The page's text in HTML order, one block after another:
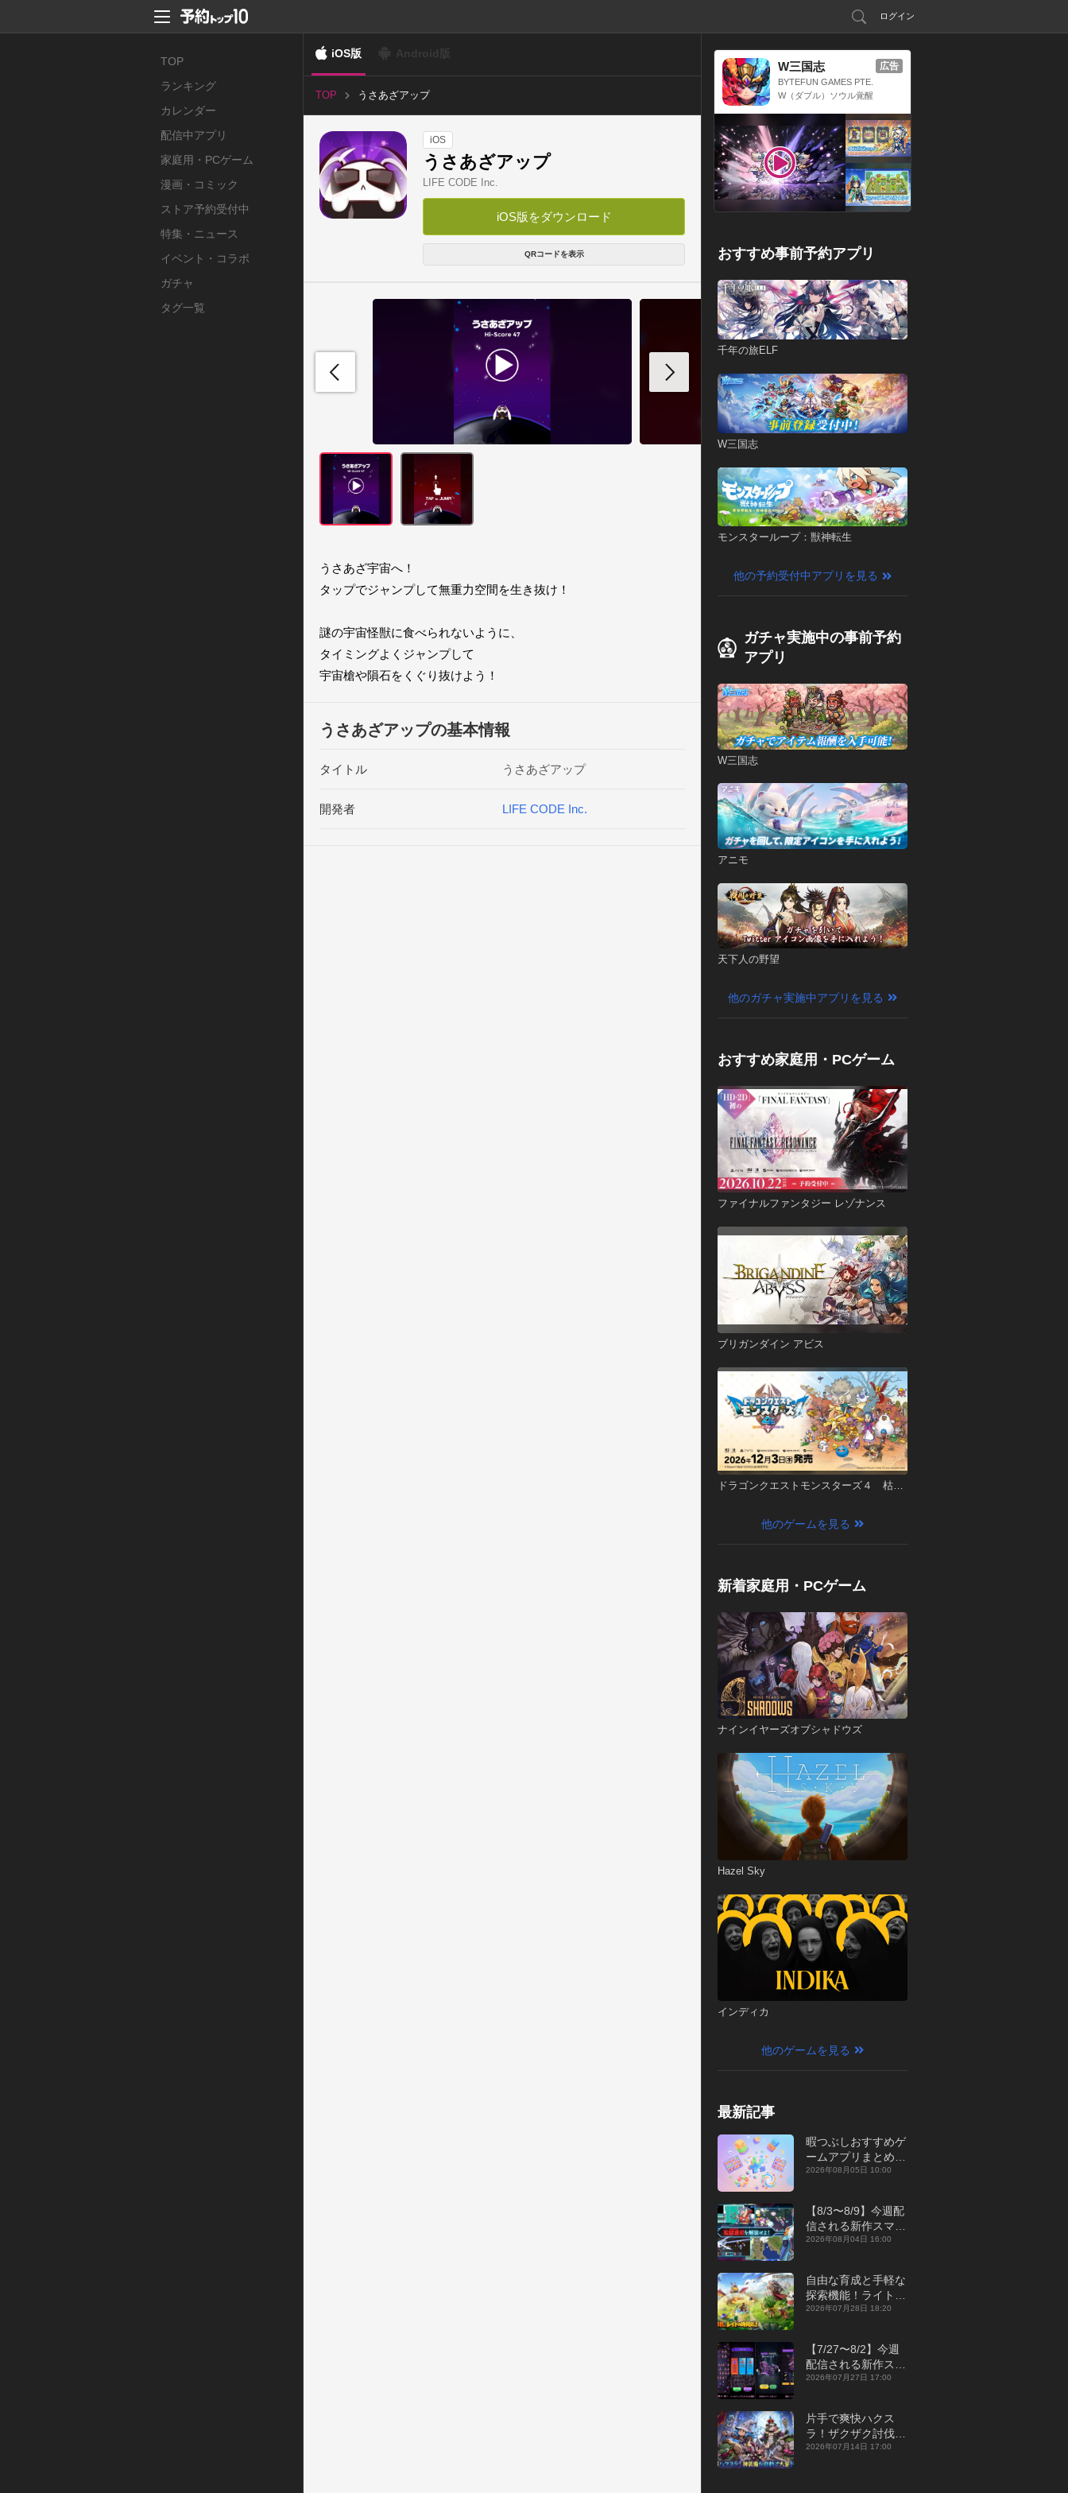
ログイン
TOP
ランキング
カレンダー
配信中アプリ
家庭用・PCゲーム
漫画・コミック
ストア予約受付中
特集・ニュース
イベント・コラボ
ガチャ
タグ一覧
iOS版
TOP うさあざアップ
iOS
うさあざアップ
LIFE CODE Inc.
iOS版をダウンロード
QRコードを表示
うさあざ宇宙へ！
タップでジャンプして無重力空間を生き抜け！
謎の宇宙怪獣に食べられないように、
タイミングよくジャンプして
宇宙槍や隕石をくぐり抜けよう！
うさあざアップの基本情報
タイトル うさあざアップ
開発者 LIFE CODE Inc.
W三国志
BYTEFUN GAMES PTE.
LTD.
W（ダブル）ソウル覚醒
広告
おすすめ事前予約アプリ
千年の旅ELF
W三国志
モンスターループ：獣神転生
他の予約受付中アプリを見る
ガチャ実施中の事前予約
アプリ
W三国志
アニモ
天下人の野望
他のガチャ実施中アプリを見る
おすすめ家庭用・PCゲーム
ファイナルファンタジー レゾナンス
ブリガンダイン アビス
ドラゴンクエストモンスターズ４ 枯れ
他のゲームを見る
新着家庭用・PCゲーム
ナインイヤーズオブシャドウズ
Hazel Sky
インディカ
他のゲームを見る
最新記事
暇つぶしおすすめゲ
ームアプリまとめ｜
オフライン対応あり
2026年08月05日 10:00
【8/3〜8/9】今週配
信される新作スマホ
ゲームをまとめてお
2026年08月04日 16:00
自由な育成と手軽な
探索機能！ライトカ
ジュアルMMORPG
P】
2026年07月28日 18:20
【7/27〜8/2】今週
配信される新作スマ
ホゲームをまとめて
2026年07月27日 17:00
片手で爽快ハクス
ラ！ザクザク討伐し
て神装備を集める放
2026年07月14日 17:00